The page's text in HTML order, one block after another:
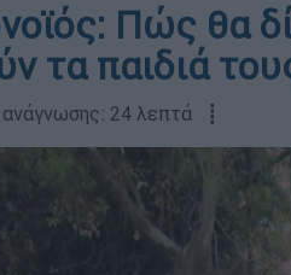
Πώς θα
τα παιδιά
ανάγνωσης: 24 λεπτά ┋